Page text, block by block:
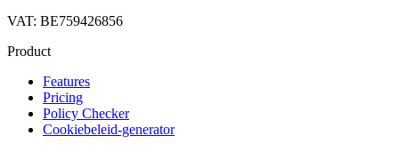
VAT: BE759426856
Product
Features
Pricing
Policy Checker
Cookiebeleid-generator